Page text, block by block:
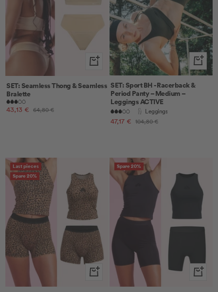
Schnellansicht
SET: Seamless Thong & Seamless
Bralette
Angebotspreis
43,13 € Regulärer
64,80 €
SET: Sport BH - Racerback &
Period Panty – Medium –
Leggings ACTIVE
Leggings
Angebotspreis
47,17 € Regulärer
104,80 €
Last pieces
Spare 20%
Schnellansicht
Spare 20%